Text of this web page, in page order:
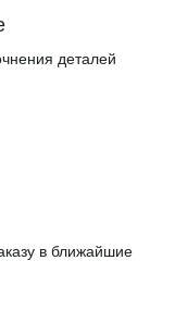
деталей
в ближайшие